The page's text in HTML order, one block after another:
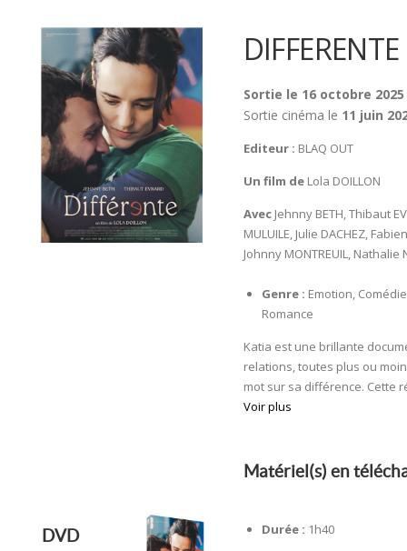
DIFFERENTE
Sortie le 16 octobre 2025
Sortie cinéma le 11 juin
Editeur : BLAQ OUT
Un film deLola DOILLON
AvecJehnny BETH, Thibaut
MULUILE, Julie DACHEZ,
Johnny MONTREUIL, Nathalie
Genre : Emotion,
Romance
Katia est une brillante
relations, toutes plus ou
mot sur sa différence. Cette
Voir plus
Matériel(s) en
DVD Durée : 1h40